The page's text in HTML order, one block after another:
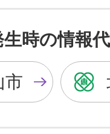
色
を
黒
色
に
色
を
青
色
に
生時の情報
市